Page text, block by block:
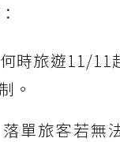
何時旅遊11/11
。
落單旅客若無